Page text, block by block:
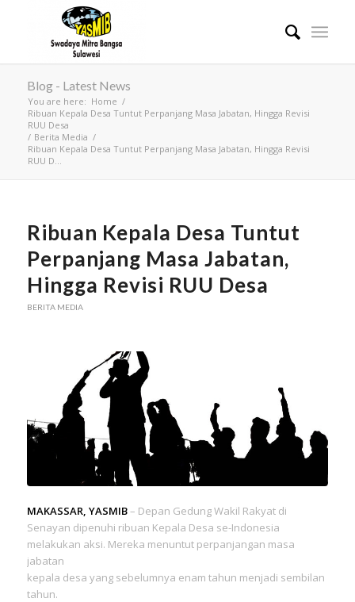
Blog - Latest News
You are here: Home /
Ribuan Kepala Desa Tuntut Perpanjang Masa Jabatan, Hingga Revisi
RUU Desa
/ Berita Media /
Ribuan Kepala Desa Tuntut Perpanjang Masa Jabatan, Hingga Revisi
RUU D...
Ribuan Kepala Desa Tuntut
Perpanjang Masa Jabatan,
Hingga Revisi RUU Desa
BERITA MEDIA
MAKASSAR, YASMIB– Depan Gedung Wakil Rakyat di
Senayan dipenuhi ribuan Kepala Desa se-Indonesia
melakukan aksi. Mereka menuntut perpanjangan masa
jabatan
kepala desa yang sebelumnya enam tahun menjadi sembilan
tahun.